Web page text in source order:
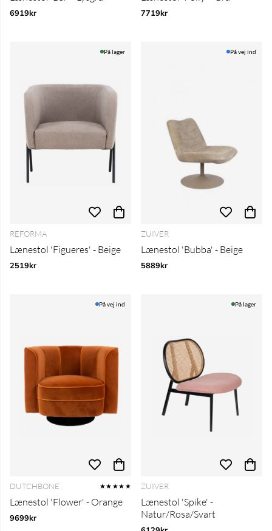
6919kr 7719kr
På lager
REFORMA
Lænestol 'Figueres' - Beige
2519kr
På vej ind
ZUIVER
Lænestol 'Bubba' - Beige
5889kr
På vej ind
DUTCHBONE ★★★★★
Lænestol 'Flower' - Orange
9699kr
På lager
ZUIVER
Lænestol 'Spike' -
Natur/Rosa/Svart